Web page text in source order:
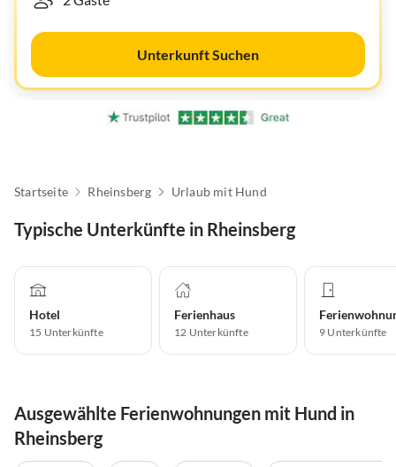
Unterkunft Suchen
Startseite Rheinsberg Urlaub mit Hund
Typische Unterkünfte in Rheinsberg
Hotel
15 Unterkünfte
Ferienhaus
12 Unterkünfte 9 Unterkünfte
Ausgewählte Ferienwohnungen mit Hund in
Rheinsberg